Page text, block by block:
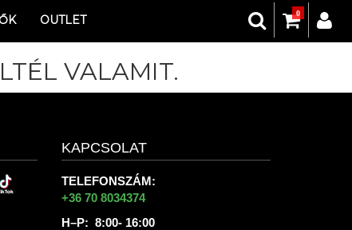
0
OUTLET
VALAMIT.
KAPCSOLAT
TELEFONSZÁM:
+36 70 8034374
H–P: 8:00- 16:00